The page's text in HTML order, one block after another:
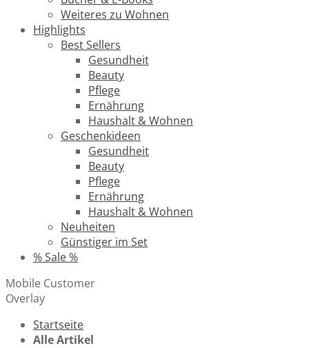
Weiteres zu Wohnen
Highlights
Best Sellers
Gesundheit
Beauty
Pflege
Ernährung
Haushalt & Wohnen
Geschenkideen
Gesundheit
Beauty
Pflege
Ernährung
Haushalt & Wohnen
Neuheiten
Günstiger im Set
% Sale %
Mobile Customer
Overlay
Startseite
Alle Artikel